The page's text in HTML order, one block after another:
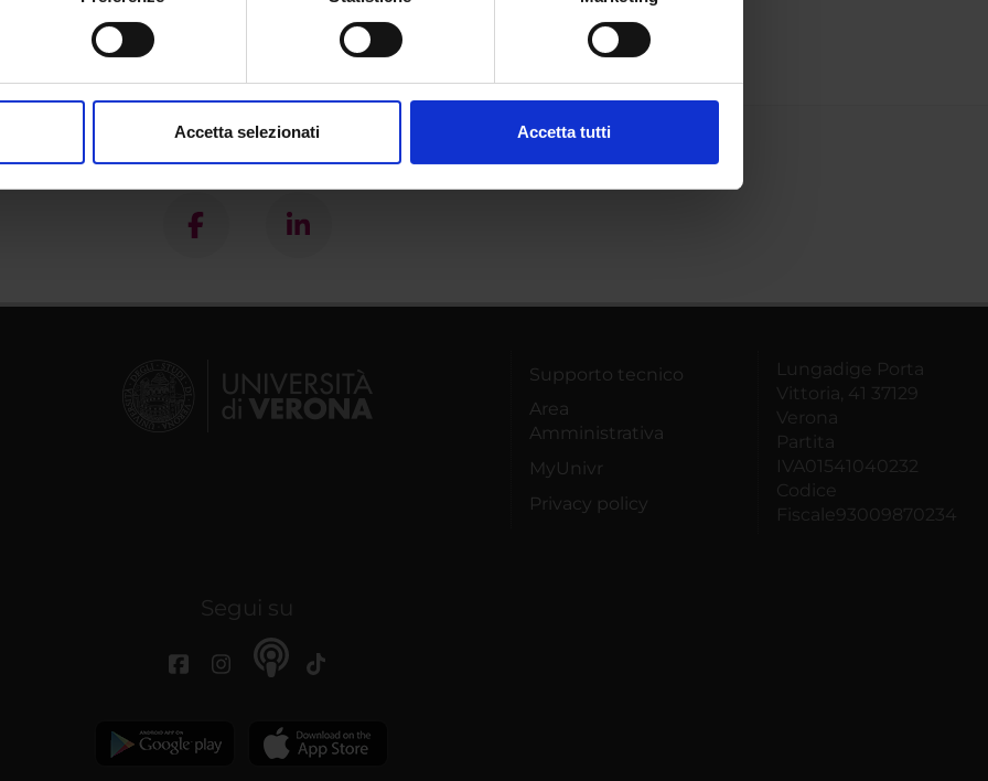
in qualsiasi momento dalla Dichiarazione sui cookie.
Accetta selezionati Accetta tutti
Condividi
Supporto tecnico
Area
Amministrativa
MyUnivr
Privacy policy
Lungadige Porta
Vittoria, 41 37129
Verona
Partita
IVA01541040232
Codice
Fiscale93009870234
Segui su